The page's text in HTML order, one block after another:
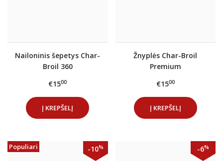
Nailoninis šepetys Char-
Broil 360
€1500
Į KREPŠELĮ
Žnyplės Char-Broil
Premium
€1500
Į KREPŠELĮ
Populiari -10% -6%